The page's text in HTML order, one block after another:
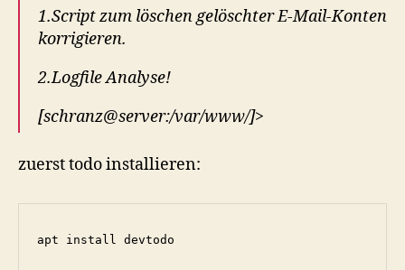
1.Script zum löschen gelöschter E-Mail-Konten
korrigieren.
2.Logfile Analyse!
[schranz@server:/var/www/]>
zuerst todo installieren:
apt install devtodo